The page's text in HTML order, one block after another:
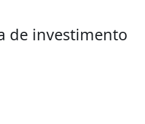
de investimento